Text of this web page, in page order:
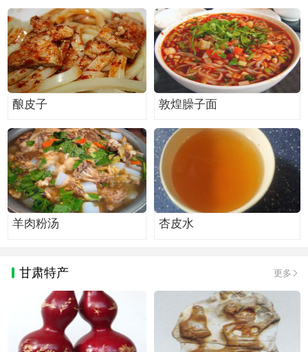
酿皮子 敦煌臊子面
羊肉粉汤 杏皮水
甘肃特产 更多